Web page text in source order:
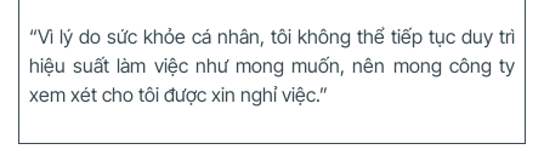
“Vì lý do sức khỏe cá nhân, tôi không thể tiếp tục duy trì
hiệu suất làm việc như mong muốn, nên mong công ty
xem xét cho tôi được xin nghỉ việc.”